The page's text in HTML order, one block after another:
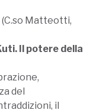
(C.so Matteotti,
Il potere della
del
il